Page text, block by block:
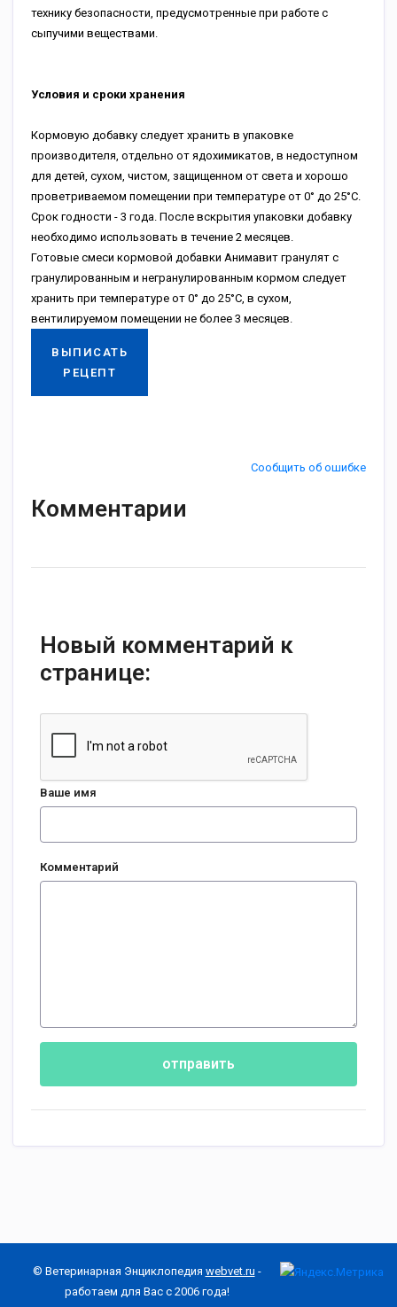
технику безопасности, предусмотренные при работе с
сыпучими веществами.
Условия и сроки хранения
Кормовую добавку следует хранить в упаковке
производителя, отдельно от ядохимикатов, в недоступном
для детей, сухом, чистом, защищенном от света и хорошо
проветриваемом помещении при температуре от 0° до 25°С.
Срок годности - 3 года. После вскрытия упаковки добавку
необходимо использовать в течение 2 месяцев.
Готовые смеси кормовой добавки Анимавит гранулят с
гранулированным и негранулированным кормом следует
хранить при температуре от 0° до 25°С, в сухом,
вентилируемом помещении не более 3 месяцев.
ВЫПИСАТЬ
РЕЦЕПТ
Сообщить об ошибке
Комментарии
Новый комментарий к
странице:
Ваше имя
Комментарий
отправить
© Ветеринарная Энциклопедия webvet.ru -
работаем для Вас с 2006 года!